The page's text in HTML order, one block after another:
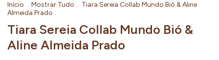
Início . Mostrar Tudo . Tiara Sereia Collab Mundo Bió & Aline
Almeida Prado
Tiara Sereia Collab Mundo Bió &
Aline Almeida Prado